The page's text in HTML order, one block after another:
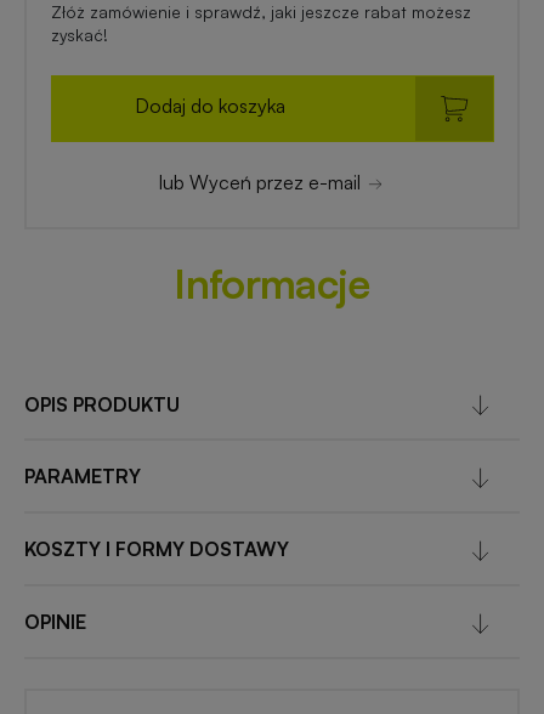
Złóż zamówienie i sprawdź, jaki jeszcze rabat możesz
zyskać!
Dodaj do koszyka
lub Wyceń przez e-mail
Informacje
OPIS PRODUKTU
PARAMETRY
KOSZTY I FORMY DOSTAWY
OPINIE